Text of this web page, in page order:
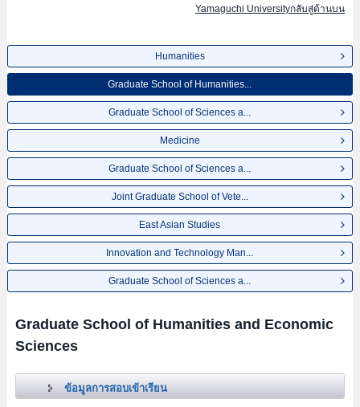
Yamaguchi Universityกลับสู่ด้านบน
Humanities
Graduate School of Humanities...
Graduate School of Sciences a...
Medicine
Graduate School of Sciences a...
Joint Graduate School of Vete...
East Asian Studies
Innovation and Technology Man...
Graduate School of Sciences a...
Graduate School of Humanities and Economic
Sciences
ข้อมูลการสอบเข้าเรียน